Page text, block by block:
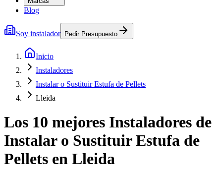
Blog
Soy instalador Pedir Presupuesto
Inicio
Instaladores
Instalar o Sustituir Estufa de Pellets
Lleida
Los 10 mejores Instaladores de
Instalar o Sustituir Estufa de
Pellets en Lleida